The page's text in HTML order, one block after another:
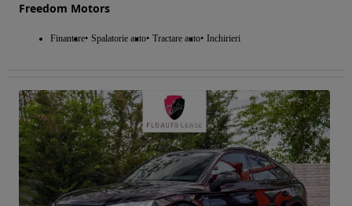
Freedom Motors
Finantare Spalatorie auto Tractare auto Inchirieri